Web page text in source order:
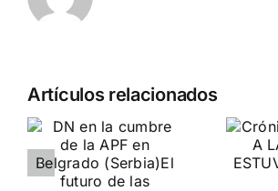
Artículos relacionados
Crónica
«Marcha SÍ
A LA VIDA»